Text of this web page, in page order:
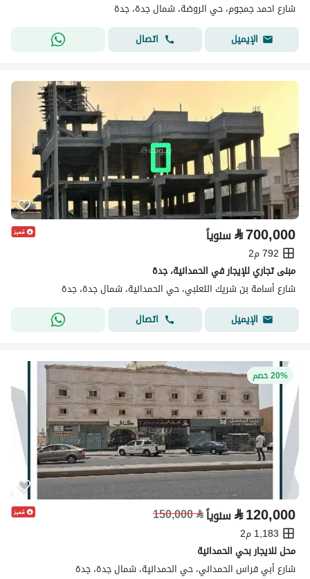
شارع احمد جمجوم، حي الروضة، شمال جدة، جدة
الإيميل
اتصال
⃁700,000 سنوياً
792 م2
مبنى تجاري للإيجار في الحمدانية، جدة
شارع أسامة بن شريك الثعلبي، حي الحمدانية، شمال جدة، جدة
الإيميل
اتصال
20% خصم
⃁120,000 سنوياً⃁
150,000
1,183 م2
محل للايجار بحي الحمدانية
شارع أبي فراس الحمداني، حي الحمدانية، شمال جدة، جدة